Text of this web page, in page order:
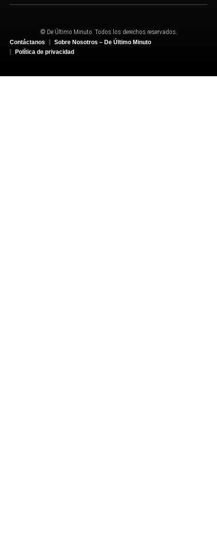
© De Último Minuto. Todos los derechos reservados.
Contáctanos
Sobre Nosotros – De Último Minuto
Política de privacidad